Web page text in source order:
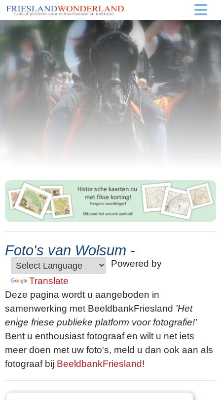
Foto's van Wolsum -
Powered by
Translate
Deze pagina wordt u aangeboden in
samenwerking met BeeldbankFriesland 'Het
enige friese publieke platform voor fotografie!'
Bent u enthousiast fotograaf en wilt u net iets
meer doen met uw foto's, meld u dan ook aan als
fotograaf bij BeeldbankFriesland!